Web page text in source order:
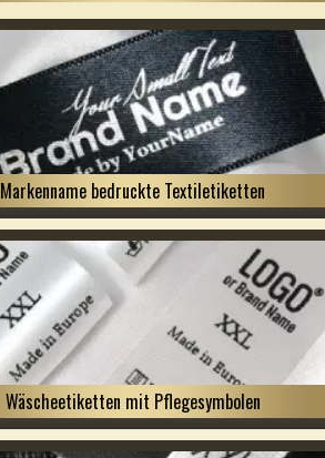
Markenname bedruckte Textiletiketten
Wäscheetiketten mit Pflegesymbolen